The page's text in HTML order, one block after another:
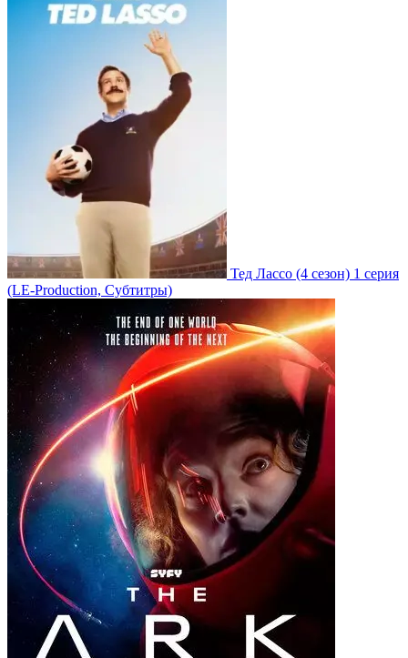
Тед Лассо (4 сезон) 1 серия
(LE-Production, Субтитры)